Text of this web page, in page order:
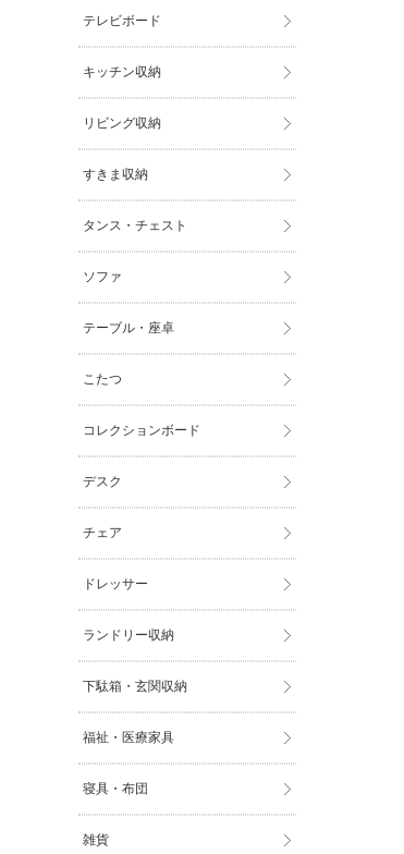
テレビボード
キッチン収納
リビング収納
すきま収納
タンス・チェスト
ソファ
テーブル・座卓
こたつ
コレクションボード
デスク
チェア
ドレッサー
ランドリー収納
下駄箱・玄関収納
福祉・医療家具
寝具・布団
雑貨